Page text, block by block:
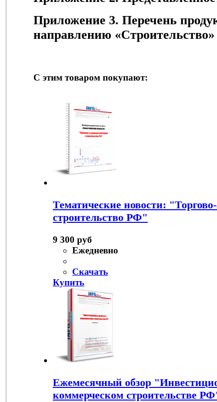
Приложение 3. Перечень
направлению «Строительство»
С этим товаром покупают:
Тематические новости:
строительство РФ"
9 300 руб
Ежедневно
Скачать
Купить
Ежемесячный обзор
коммерческом строительстве